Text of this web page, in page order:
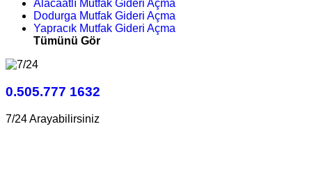
Alacaatlı Mutfak Gideri Açma
Dodurga Mutfak Gideri Açma
Yapracık Mutfak Gideri Açma
Tümünü Gör
0.505.777 1632
7/24 Arayabilirsiniz